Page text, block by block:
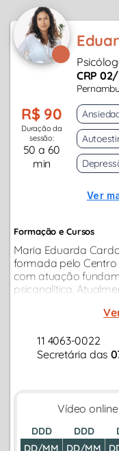
CRP
R$ 90
Duração da
sessão:
50 a 60
min
Ver
Formação e Cursos
Maria Eduarda
formada pelo Centro
com atuação
psicanalítica.
Psicologia
11 4063-0022
Secretária das
Vídeo online
DDD
DD/MM
DDD
DD/MM